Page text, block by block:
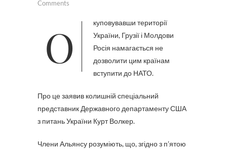
Comments
Окуповувавши території
України, Грузії і Молдови
Росія намагається не
дозволити цим країнам
вступити до НАТО.
Про це заявив колишній спеціальний
представник Державного департаменту США
з питань України Курт Волкер.
Члени Альянсу розуміють, що, згідно з п’ятою